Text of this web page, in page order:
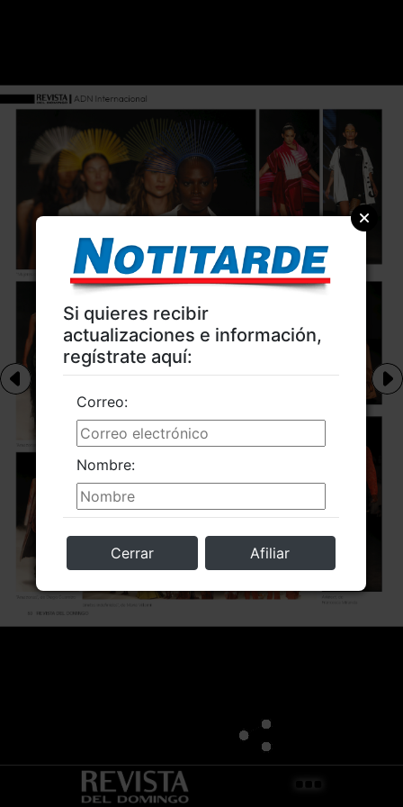
Si quieres recibir
actualizaciones e información,
regístrate aquí:
Nombre:
Correo:
Cerrar Afiliar